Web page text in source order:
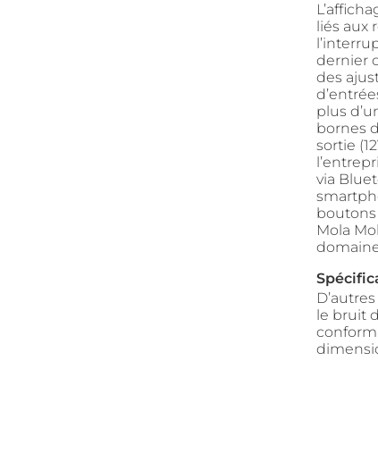
liés aux
dernier
des
plus
bornes
sortie
via
Mola
le bruit